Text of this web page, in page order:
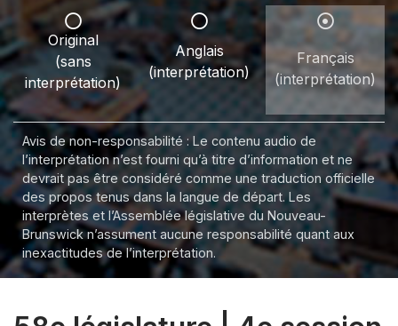
Original
(sans
interprétation)
Anglais
(interprétation)
Français
(interprétation)
Avis de non-responsabilité : Le contenu audio de
l’interprétation n’est fourni qu’à titre d’information et ne
devrait pas être considéré comme une traduction officielle
des propos tenus dans la langue de départ. Les
interprètes et l’Assemblée législative du Nouveau-
Brunswick n’assument aucune responsabilité quant aux
inexactitudes de l’interprétation.